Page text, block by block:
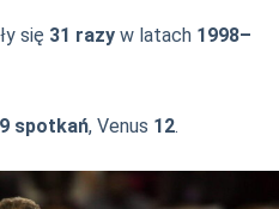
się 31 razy w latach 1998–
spotkań, Venus 12.